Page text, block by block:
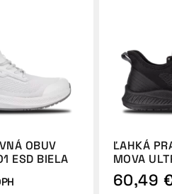
OBUV
ESD BIELA
ĽAHKÁ
MOVA
60,49